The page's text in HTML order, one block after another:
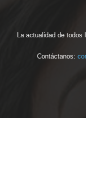
La actualidad de todos
Contáctanos: